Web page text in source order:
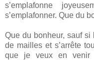
s’emplafonne
s’emplafonner. Que du
Que du bonheur, sauf si
de mailles et s’arrête
que je veux en venir